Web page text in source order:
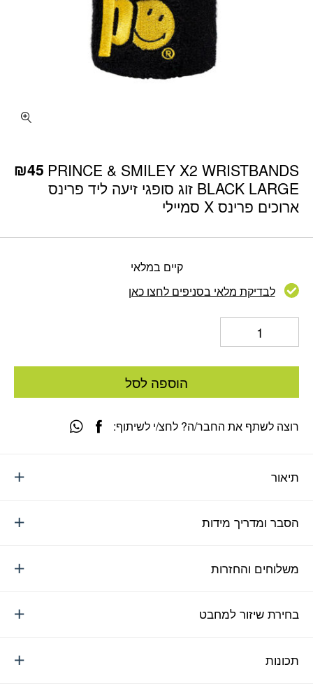
PRINCE & SMILEY X2 WRISTBANDS
BLACK LARGE זוג סופגי זיעה ליד פרינס
ארוכים פרינס X סמיילי
₪45
קיים במלאי
לבדיקת מלאי בסניפים לחצו כאן
הוספה לסל
תיאור
הסבר ומדריך מידות
משלוחים והחזרות
בחירת שיזור למחבט
תכונות
רוצה לשתף את החבר/ה? לחצ/י לשיתוף: